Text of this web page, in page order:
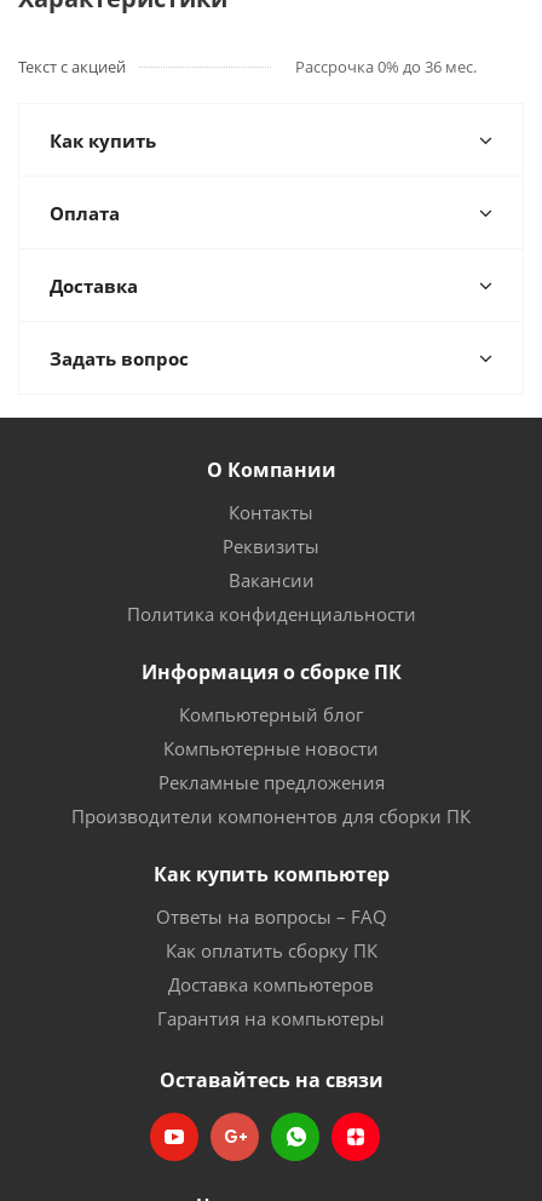
Текст с акцией Рассрочка 0% до 36 мес.
Как купить
Оплата
Доставка
Задать вопрос
О Компании
Контакты
Реквизиты
Вакансии
Политика конфиденциальности
Информация о сборке ПК
Компьютерный блог
Компьютерные новости
Рекламные предложения
Производители компонентов для сборки ПК
Как купить компьютер
Ответы на вопросы – FAQ
Как оплатить сборку ПК
Доставка компьютеров
Гарантия на компьютеры
Оставайтесь на связи